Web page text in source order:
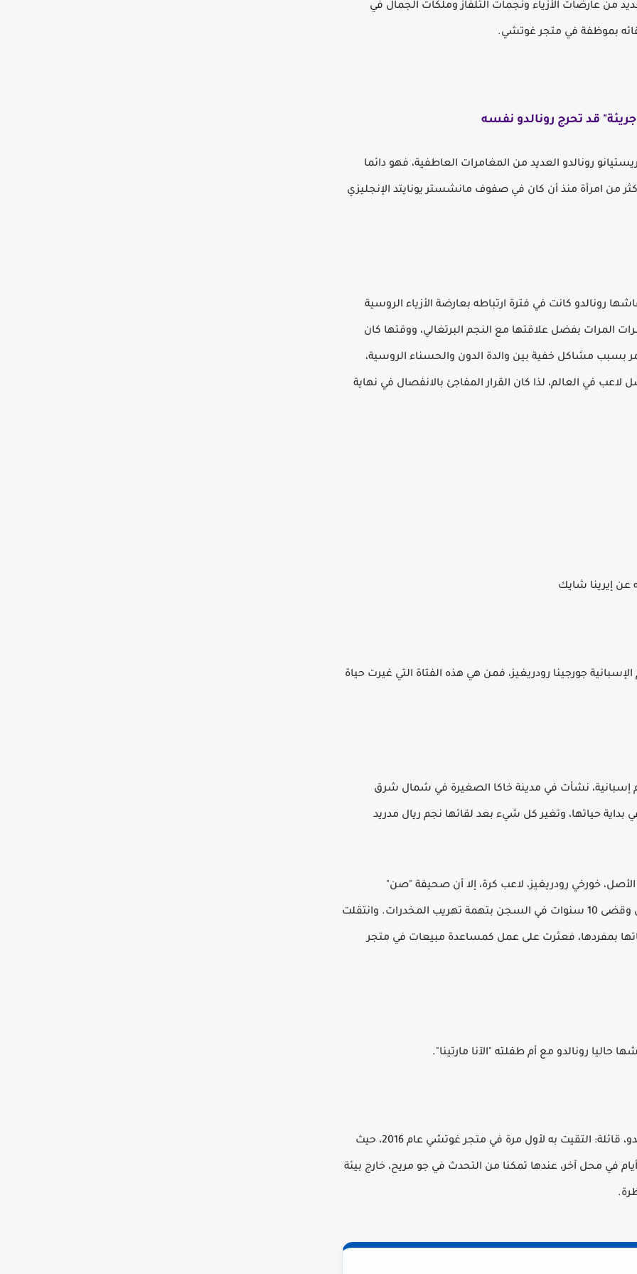
من عارضات الأزياء ونجمات التلفاز وملكات الجمال في
بموظفة في متجر غوتشي.
قد تحرج رونالدو نفسه
رونالدو العديد من المغامرات العاطفية، فهو دائما
من امرأة منذ أن كان في صفوف مانشستر يونايتد الإنجليزي
رونالدو كانت في فترة ارتباطه بعارضة الأزياء الروسية
المرات بفضل علاقتها مع النجم البرتغالي، ووقتها كان
بسبب مشاكل خفية بين والدة الدون والحسناء الروسية،
في العالم، لذا كان القرار المفاجئ بالانفصال في نهاية
عن إيرينا شايك
جورجينا رودريغيز، فمن هي هذه الفتاة التي غيرت حياة
من أب أرجنتيني وأم إسبانية، نشأت في مدينة خاكا الصغيرة في شمال شرق
حياتها، وتغير كل شيء بعد لقائها نجم ريال مدريد
الأصل، خورخي رودريغيز، لاعب كرة، إلا أن صحيفة "صن"
البريطانية قالت إن الرجل كان يقوم ببيع الكوكايين وقضى 10 سنوات في السجن بتهمة تهريب المخدرات. وانتقلت
بمفردها، فعثرت على عمل كمساعدة مبيعات في متجر
رونالدو مع أم طفلته "الآنا مارتينا".
وتحكي جورجينا رودريغيز عن لقائها الأول مع رونالدو، قائلة: التقيت به لأول مرة في متجر غوتشي عام 2016، حيث
في محل آخر، عندها تمكنا من التحدث في جو مريح، خارج بيئة